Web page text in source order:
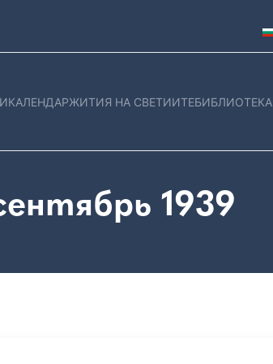
КАЛЕНДАРЖИТИЯ НА СВЕТИИТЕБИБЛИОТЕКА
1939